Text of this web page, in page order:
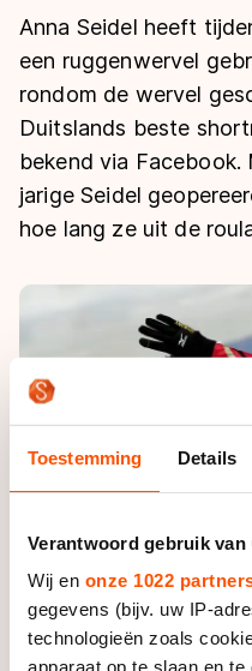
Toestemming Details
Verantwoord gebruik van
Wij en onze 1022
gegevens (bijv. uw IP-
technologieën zoals
apparaat op te slaan en
Inlineskaten
Kunstschaatsen
Schoonrijden
Natuurijs
Langebaan
Shorttrack
Marathon
Inlineskaten
Kunstschaatsen
Tijden & historie
Ranglijsten Langebaan
Persoonlijke records &
Historie & statistiek
De weg op
Inschrijven wedstrijden
Algemene Nederlandse
Deze zomer de weg op
Waar kan ik schaatsen
Schaatsfans
Evenementen
Tickets
Livestreams
Winacties
Olympische
Olympische Spelen
Medaille overzicht
Anna Seidel heeft
een ruggenwervel
rondom de wervel
Duitslands beste
bekend via
jarige Seidel
hoe lang ze uit de